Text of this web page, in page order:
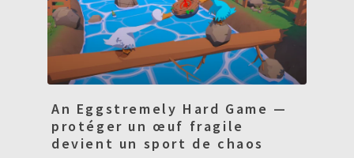
An Eggstremely Hard Game —
protéger un œuf fragile
devient un sport de chaos